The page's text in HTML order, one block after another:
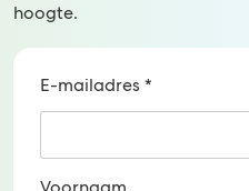
hoogte.
E-mailadres *